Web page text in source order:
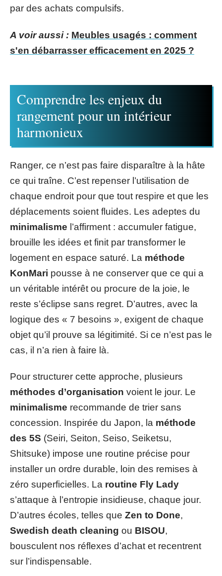
par des achats compulsifs.
A voir aussi : Meubles usagés : comment
s'en débarrasser efficacement en 2025 ?
Comprendre les enjeux du
rangement pour un intérieur
harmonieux
Ranger, ce n’est pas faire disparaître à la hâte
ce qui traîne. C’est repenser l’utilisation de
chaque endroit pour que tout respire et que les
déplacements soient fluides. Les adeptes du
minimalisme l’affirment : accumuler fatigue,
brouille les idées et finit par transformer le
logement en espace saturé. La méthode
KonMari pousse à ne conserver que ce qui a
un véritable intérêt ou procure de la joie, le
reste s’éclipse sans regret. D’autres, avec la
logique des « 7 besoins », exigent de chaque
objet qu’il prouve sa légitimité. Si ce n’est pas le
cas, il n’a rien à faire là.
Pour structurer cette approche, plusieurs
méthodes d’organisation voient le jour. Le
minimalisme recommande de trier sans
concession. Inspirée du Japon, la méthode
des 5S (Seiri, Seiton, Seiso, Seiketsu,
Shitsuke) impose une routine précise pour
installer un ordre durable, loin des remises à
zéro superficielles. La routine Fly Lady
s’attaque à l’entropie insidieuse, chaque jour.
D’autres écoles, telles que Zen to Done,
Swedish death cleaning ou BISOU,
bousculent nos réflexes d’achat et recentrent
sur l’indispensable.